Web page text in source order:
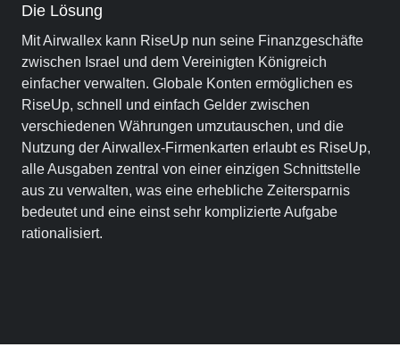
Die Lösung
Mit Airwallex kann RiseUp nun seine Finanzgeschäfte
zwischen Israel und dem Vereinigten Königreich
einfacher verwalten. Globale Konten ermöglichen es
RiseUp, schnell und einfach Gelder zwischen
verschiedenen Währungen umzutauschen, und die
Nutzung der Airwallex-Firmenkarten erlaubt es RiseUp,
alle Ausgaben zentral von einer einzigen Schnittstelle
aus zu verwalten, was eine erhebliche Zeitersparnis
bedeutet und eine einst sehr komplizierte Aufgabe
rationalisiert.